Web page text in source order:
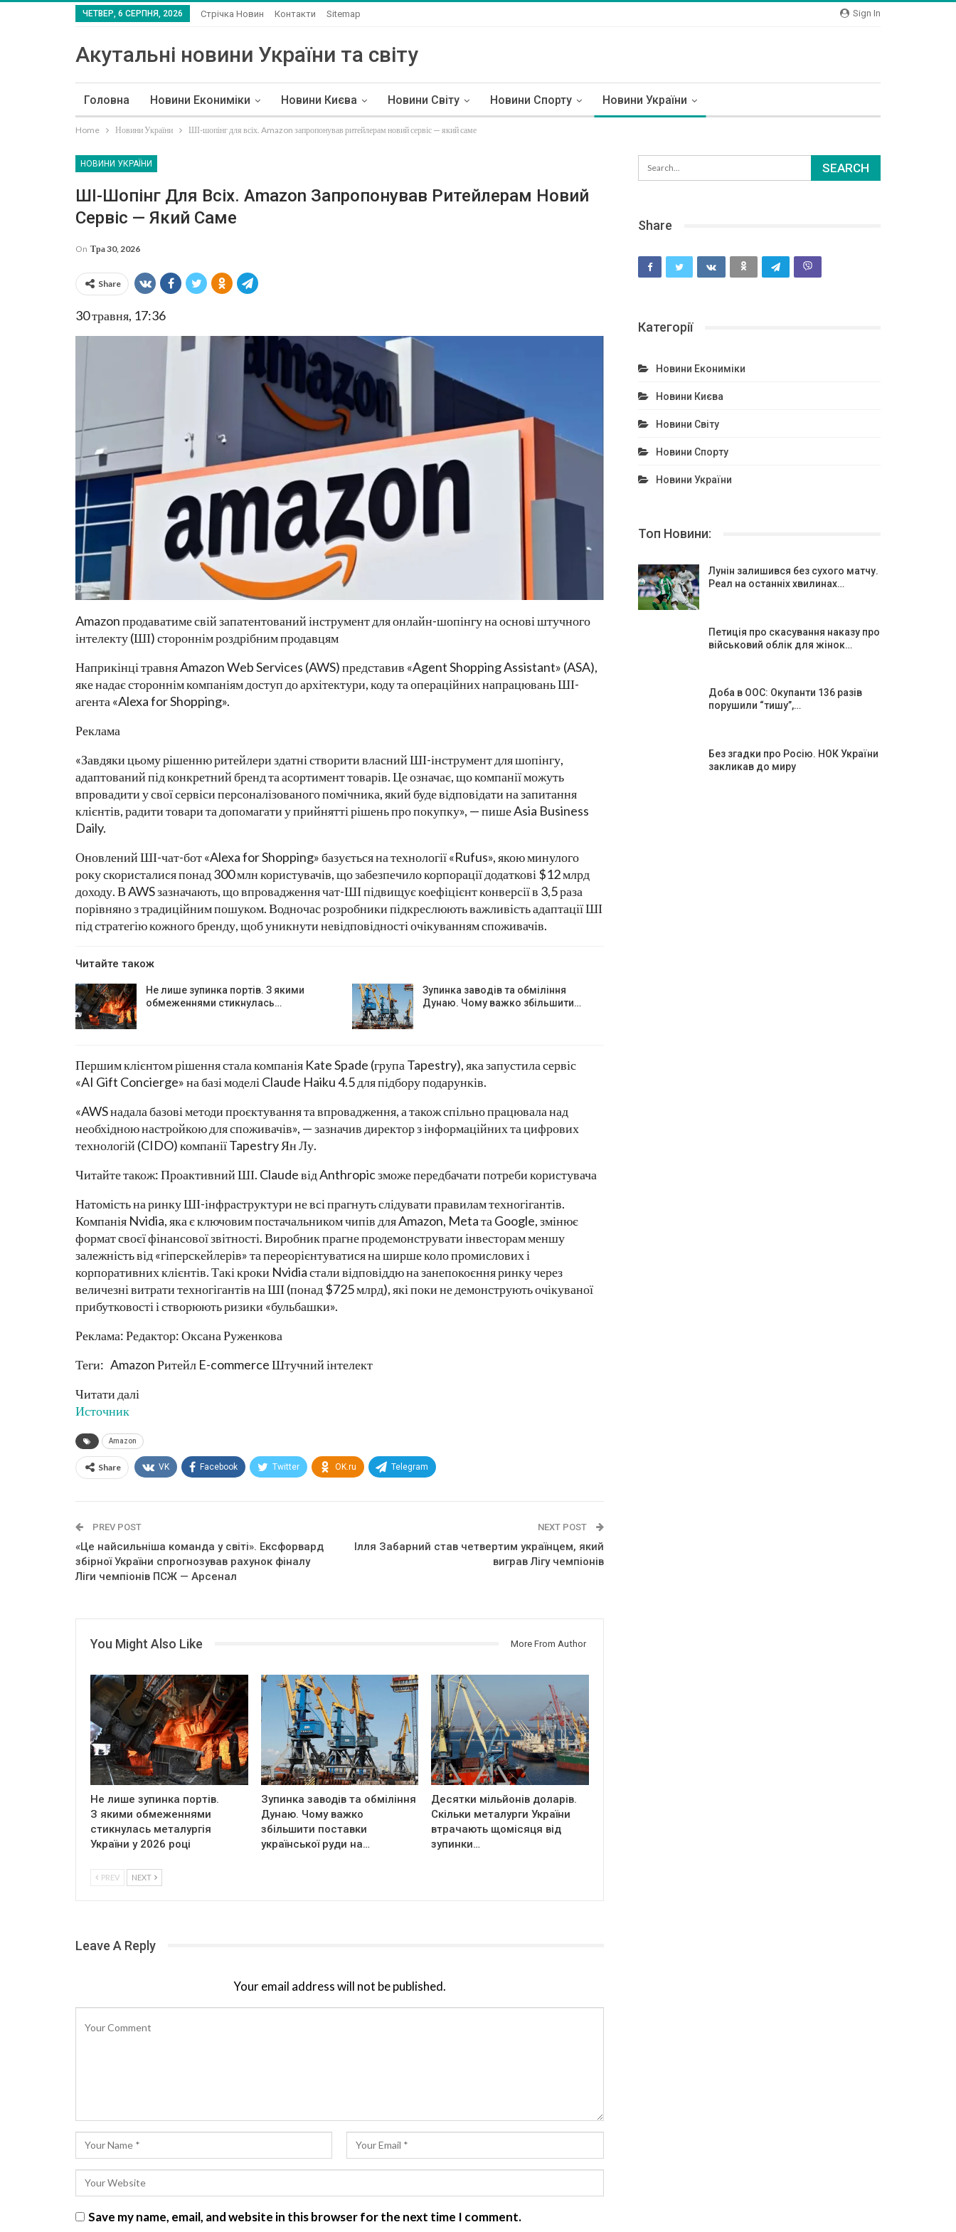
Sign In
ЧЕТВЕР, 6 СЕРПНЯ, 2026 Стрічка Новин Контакти Sitemap
Акутальні новини України та світу
Головна Новини Екониміки Новини Києва Новини Світу Новини Спорту Новини України
Home Новини України ШІ-шопінг для всіх. Amazon запропонував ритейлерам новий сервіс — який саме
НОВИНИ УКРАЇНИ
ШІ-Шопінг Для Всіх. Amazon Запропонував Ритейлерам Новий
Сервіс — Який Саме
On Тра 30, 2026
Share
30 травня, 17:36
Amazon продаватиме свій запатентований інструмент для онлайн-шопінгу на основі штучного
інтелекту (ШІ) стороннім роздрібним продавцям
Наприкінці травня Amazon Web Services (AWS) представив «Agent Shopping Assistant» (ASA),
яке надає стороннім компаніям доступ до архітектури, коду та операційних напрацювань ШІ-
агента «Alexa for Shopping».
Реклама
«Завдяки цьому рішенню ритейлери здатні створити власний ШІ-інструмент для шопінгу,
адаптований під конкретний бренд та асортимент товарів. Це означає, що компанії можуть
впровадити у свої сервіси персоналізованого помічника, який буде відповідати на запитання
клієнтів, радити товари та допомагати у прийнятті рішень про покупку», — пише Asia Business
Daily.
Оновлений ШІ-чат-бот «Alexa for Shopping» базується на технології «Rufus», якою минулого
року скористалися понад 300 млн користувачів, що забезпечило корпорації додаткові $12 млрд
доходу. В AWS зазначають, що впровадження чат-ШІ підвищує коефіцієнт конверсії в 3,5 раза
порівняно з традиційним пошуком. Водночас розробники підкреслюють важливість адаптації ШІ
під стратегію кожного бренду, щоб уникнути невідповідності очікуванням споживачів.
Читайте також
Не лише зупинка портів. З якими
обмеженнями стикнулась…
Зупинка заводів та обміління
Дунаю. Чому важко збільшити…
Першим клієнтом рішення стала компанія Kate Spade (група Tapestry), яка запустила сервіс
«AI Gift Concierge» на базі моделі Claude Haiku 4.5 для підбору подарунків.
«AWS надала базові методи проєктування та впровадження, а також спільно працювала над
необхідною настройкою для споживачів», — зазначив директор з інформаційних та цифрових
технологій (CIDO) компанії Tapestry Ян Лу.
Читайте також: Проактивний ШІ. Claude від Anthropic зможе передбачати потреби користувача
Натомість на ринку ШІ-інфраструктури не всі прагнуть слідувати правилам техногігантів.
Компанія Nvidia, яка є ключовим постачальником чипів для Amazon, Meta та Google, змінює
формат своєї фінансової звітності. Виробник прагне продемонструвати інвесторам меншу
залежність від «гіперскейлерів» та переорієнтуватися на ширше коло промислових і
корпоративних клієнтів. Такі кроки Nvidia стали відповіддю на занепокоєння ринку через
величезні витрати техногігантів на ШІ (понад $725 млрд), які поки не демонструють очікуваної
прибутковості і створюють ризики «бульбашки».
Реклама: Редактор: Оксана Руженкова
Теги: Amazon Ритейл E-commerce Штучний інтелект
Читати далі
Источник
Amazon
Share VK Facebook Twitter OK.ru Telegram
PREV POST
«Це найсильніша команда у світі». Ексфорвард
збірної України спрогнозував рахунок фіналу
Ліги чемпіонів ПСЖ — Арсенал
NEXT POST
Ілля Забарний став четвертим українцем, який
виграв Лігу чемпіонів
You Might Also Like More From Author
Не лише зупинка портів.
З якими обмеженнями
стикнулась металургія
України у 2026 році
Зупинка заводів та обміління
Дунаю. Чому важко
збільшити поставки
української руди на…
Десятки мільйонів доларів.
Скільки металурги України
втрачають щомісяця від
зупинки…
PREV NEXT
Leave A Reply
Your email address will not be published.
Save my name, email, and website in this browser for the next time I comment.
Share
Категорії
Новини Екониміки
Новини Києва
Новини Світу
Новини Спорту
Новини України
Топ Новини:
Лунін залишився без сухого матчу.
Реал на останніх хвилинах…
Петиція про скасування наказу про
військовий облік для жінок…
Доба в ООС: Окупанти 136 разів
порушили “тишу”,…
Без згадки про Росію. НОК України
закликав до миру